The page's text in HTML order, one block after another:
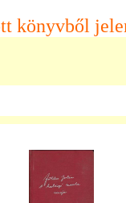
könyvből